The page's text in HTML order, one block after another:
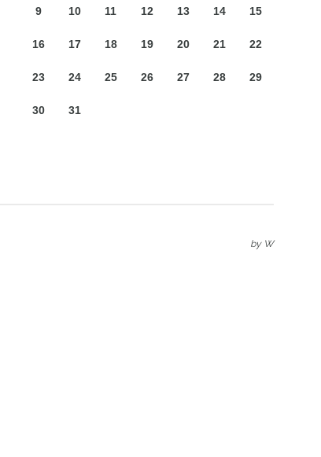
9 10 11 12 13 14 15
16 17 18 19 20 21 22
23 24 25 26 27 28 29
30 31
by W